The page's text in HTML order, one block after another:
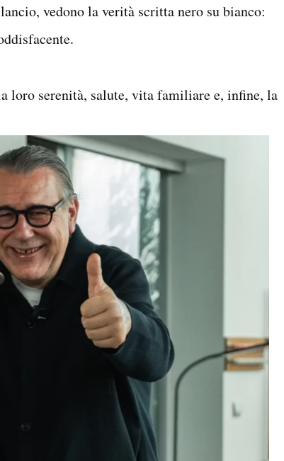
vedono la verità scritta nero su bianco:
loro serenità, salute, vita familiare e, infine, la